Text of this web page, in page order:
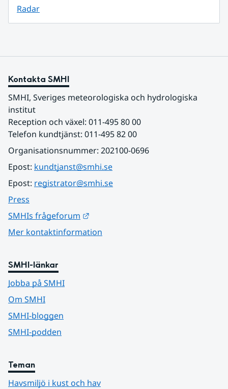
Radar
Kontakta SMHI
SMHI, Sveriges meteorologiska och hydrologiska
institut
Reception och växel: 011-495 80 00
Telefon kundtjänst: 011-495 82 00
Organisationsnummer: 202100-0696
Epost: kundtjanst@smhi.se
Epost: registrator@smhi.se
Press
SMHIs frågeforum
Mer kontaktinformation
SMHI-länkar
Jobba på SMHI
Om SMHI
SMHI-bloggen
SMHI-podden
Teman
Havsmiljö i kust och hav